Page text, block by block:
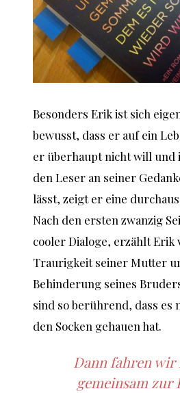
Besonders Erik ist sich
bewusst, dass er auf ein
er überhaupt nicht will und
den Leser an seiner
lässt, zeigt er eine
Nach den ersten zwanzig
cooler Dialoge, erzählt Erik
Traurigkeit seiner Mutter
Behinderung seines
sind so berührend, dass es
den Socken gehauen hat.
Dann fahren wir
gemeinsam zur